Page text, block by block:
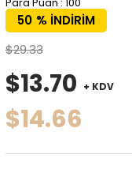
%
50
İNDIRIM
$29.33
$13.70 + KDV
$14.66